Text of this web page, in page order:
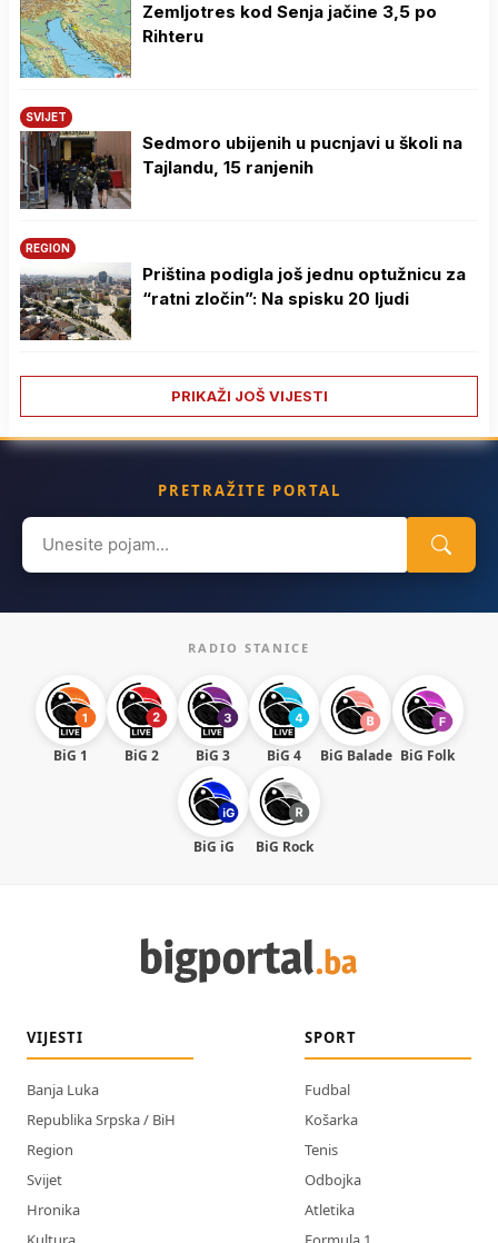
Zemljotres kod Senja jačine 3,5 po
Rihteru
SVIJET
Sedmoro ubijenih u pucnjavi u školi na
Tajlandu, 15 ranjenih
REGION
Priština podigla još jednu optužnicu za
“ratni zločin”: Na spisku 20 ljudi
PRIKAŽI JOŠ VIJESTI
PRETRAŽITE PORTAL
Search
for:
RADIO STANICE
BiG 1 BiG 2 BiG 3 BiG 4 BiG Balade BiG Folk
BiG iG BiG Rock
VIJESTI
Banja Luka
Republika Srpska / BiH
Region
Svijet
Hronika
SPORT
Fudbal
Košarka
Tenis
Odbojka
Atletika